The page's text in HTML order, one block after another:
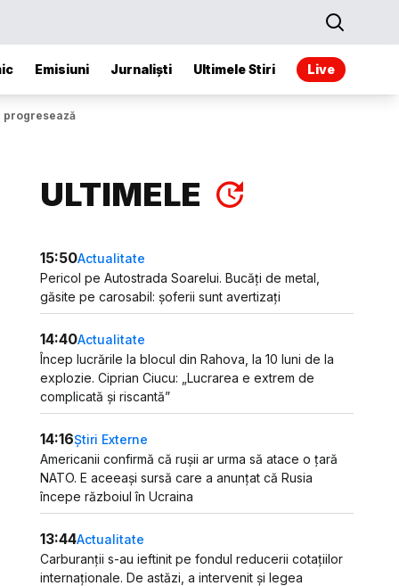
Emisiuni Jurnaliști Ultimele Stiri Live
progresează
ULTIMELE
15:50Actualitate
Pericol pe Autostrada Soarelui. Bucăți de metal,
găsite pe carosabil: șoferii sunt avertizați
14:40Actualitate
Încep lucrările la blocul din Rahova, la 10 luni de la
explozie. Ciprian Ciucu: „Lucrarea e extrem de
complicată și riscantă”
14:16Știri Externe
Americanii confirmă că rușii ar urma să atace o țară
NATO. E aceeași sursă care a anunțat că Rusia
începe războiul în Ucraina
13:44Actualitate
Carburanții s-au ieftinit pe fondul reducerii cotațiilor
internaționale. De astăzi, a intervenit și legea